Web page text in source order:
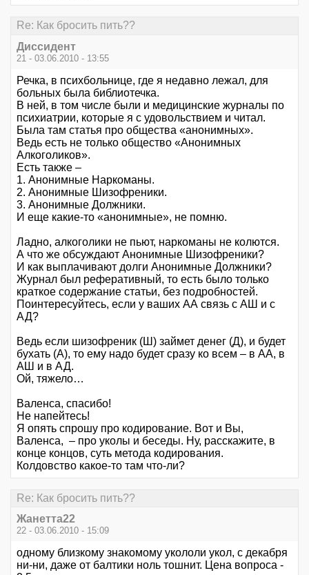
Re: Как бросить пить??
Диссидент
21 - 03.06.2010 - 13:55
Речка, в психбольнице, где я недавно лежал, для
больных была библиотечка.
В ней, в том числе были и медицинские журналы по
психиатрии, которые я с удовольствием и читал.
Была там статья про общества «анонимных».
Ведь есть не только общество «Анонимных
Алкоголиков».
Есть также –
1. Анонимные Наркоманы.
2. Анонимные Шизофреники.
3. Анонимные Должники.
И еще какие-то «анонимные», не помню.
Ладно, алкоголики не пьют, наркоманы не колются.
А что же обсуждают Анонимные Шизофреники?
И как выплачивают долги Анонимные Должники?
Журнал был реферативный, то есть было только
краткое содержание статьи, без подробностей.
Поинтересуйтесь, если у ваших АА связь с АШ и с
АД?
Ведь если шизофреник (Ш) займет денег (Д), и будет
бухать (А), то ему надо будет сразу ко всем – в АА, в
АШ и в АД.
Ой, тяжело…
Валенса, спасибо!
Не напейтесь!
Я опять спрошу про кодирование. Вот и Вы,
Валенса, – про уколы и беседы. Ну, расскажите, в
конце концов, суть метода кодирования.
Колдовство какое-то там что-ли?
Re: Как бросить пить??
Жанетта22
22 - 03.06.2010 - 15:09
одному близкому знакомому укололи укол, с декабря
ни-ни, даже от балтики ноль тошнит. Цена вопроса -